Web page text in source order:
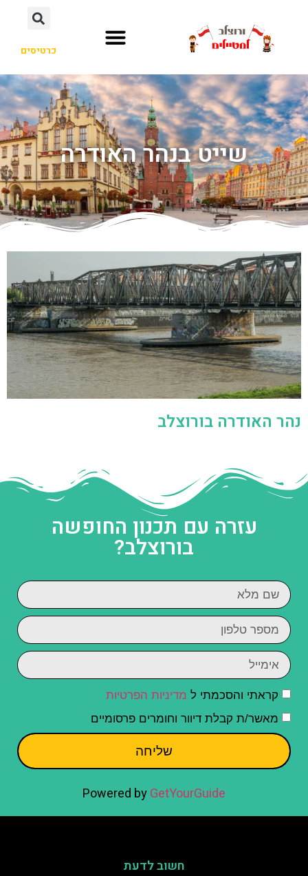
כרטיסים
שייט בנהר האודרה
נהר האודרה בורוצלב
עזרה עם תכנון החופשה
בורוצלב?
קראתי והסכמתי ל מדיניות הפרטיות
מאשר/ת קבלת דיוור וחומרים פרסומיים
שליחה
Powered byGetYourGuide
חשוב לדעת